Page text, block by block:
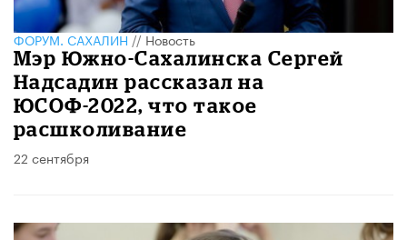
ФОРУМ. САХАЛИН//Новость
Мэр Южно-Сахалинска Сергей
Надсадин рассказал на
ЮСОФ-2022, что такое
расшколивание
22 сентября